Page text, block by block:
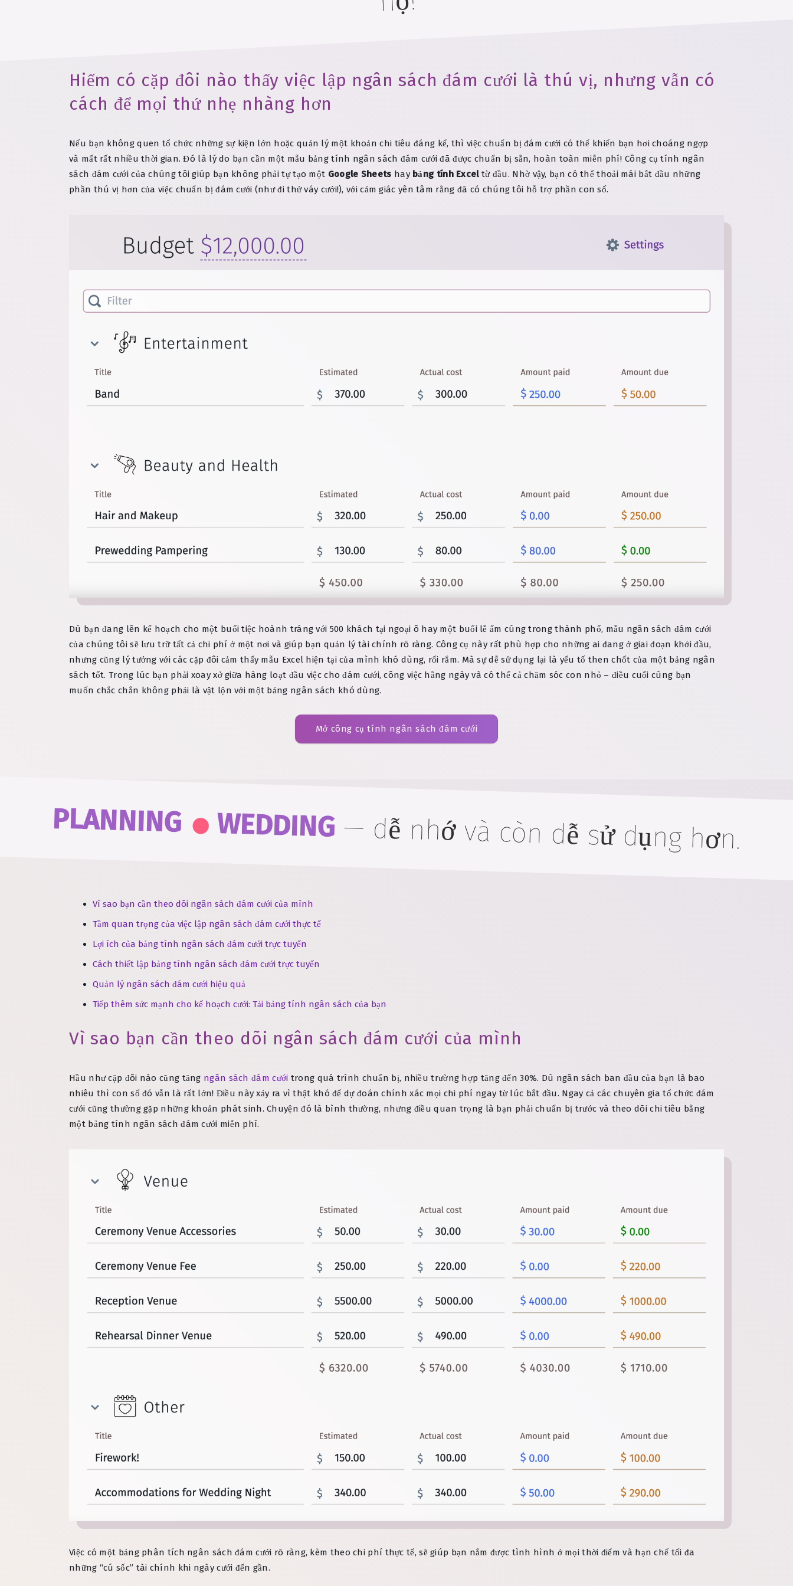
Hiếm có cặp đôi nào thấy việc lập ngân sách đám cưới là thú vị, nhưng vẫn có
cách để mọi thứ nhẹ nhàng hơn
Nếu bạn không quen tổ chức những sự kiện lớn hoặc quản lý một khoản chi tiêu đáng kể, thì việc chuẩn bị đám cưới có thể khiến bạn hơi choáng ngợp
và mất rất nhiều thời gian. Đó là lý do bạn cần một mẫu bảng tính ngân sách đám cưới đã được chuẩn bị sẵn, hoàn toàn miễn phí! Công cụ tính ngân
sách đám cưới của chúng tôi giúp bạn không phải tự tạo một Google Sheets hay bảng tính Exceltừ đầu. Nhờ vậy, bạn có thể thoải mái bắt đầu những
phần thú vị hơn của việc chuẩn bị đám cưới (như đi thử váy cưới!), với cảm giác yên tâm rằng đã có chúng tôi hỗ trợ phần con số.
Dù bạn đang lên kế hoạch cho một buổi tiệc hoành tráng với 500 khách tại ngoại ô hay một buổi lễ ấm cúng trong thành phố, mẫu ngân sách đám cưới
của chúng tôi sẽ lưu trữ tất cả chi phí ở một nơi và giúp bạn quản lý tài chính rõ ràng. Công cụ này rất phù hợp cho những ai đang ở giai đoạn khởi đầu,
nhưng cũng lý tưởng với các cặp đôi cảm thấy mẫu Excel hiện tại của mình khó dùng, rối rắm. Mà sự dễ sử dụng lại là yếu tố then chốt của một bảng ngân
sách tốt. Trong lúc bạn phải xoay xở giữa hàng loạt đầu việc cho đám cưới, công việc hằng ngày và có thể cả chăm sóc con nhỏ – điều cuối cùng bạn
muốn chắc chắn không phải là vật lộn với một bảng ngân sách khó dùng.
Mở công cụ tính ngân sách đám cưới
PLANNING . WEDDING— dễ nhớ và còn dễ sử dụng hơn.
Vì sao bạn cần theo dõi ngân sách đám cưới của mình
Tầm quan trọng của việc lập ngân sách đám cưới thực tế
Lợi ích của bảng tính ngân sách đám cưới trực tuyến
Cách thiết lập bảng tính ngân sách đám cưới trực tuyến
Quản lý ngân sách đám cưới hiệu quả
Tiếp thêm sức mạnh cho kế hoạch cưới: Tải bảng tính ngân sách của bạn
Vì sao bạn cần theo dõi ngân sách đám cưới của mình
Hầu như cặp đôi nào cũng tăng ngân sách đám cưới trong quá trình chuẩn bị, nhiều trường hợp tăng đến 30%. Dù ngân sách ban đầu của bạn là bao
nhiêu thì con số đó vẫn là rất lớn! Điều này xảy ra vì thật khó để dự đoán chính xác mọi chi phí ngay từ lúc bắt đầu. Ngay cả các chuyên gia tổ chức đám
cưới cũng thường gặp những khoản phát sinh. Chuyện đó là bình thường, nhưng điều quan trọng là bạn phải chuẩn bị trước và theo dõi chi tiêu bằng
một bảng tính ngân sách đám cưới miễn phí.
Việc có một bảng phân tích ngân sách đám cưới rõ ràng, kèm theo chi phí thực tế, sẽ giúp bạn nắm được tình hình ở mọi thời điểm và hạn chế tối đa
những “cú sốc” tài chính khi ngày cưới đến gần.